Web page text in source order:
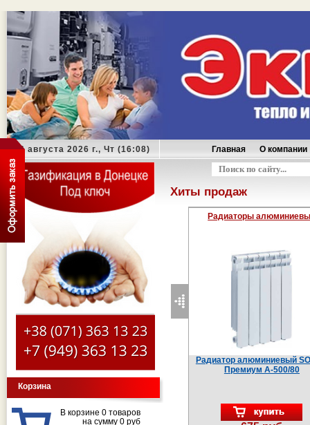
06 августа 2026 г., Чт (16:08) Главная
О компании
Оформить заказ
Корзина
В корзине 0 товаров
на сумму 0 руб
Хиты продаж
Газовые колонки BAXI
Газовая колонка BAXI SIG-2 11 P
Радиаторы алюминиевые
Радиатор алюминиевый SOLUR
Премиум A-500/80